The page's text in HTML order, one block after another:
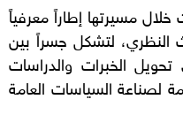
مسيرتها إطاراً معرفياً
النظري، لتشكل جسراً بين
الخبرات والدراسات
لصناعة السياسات العامة